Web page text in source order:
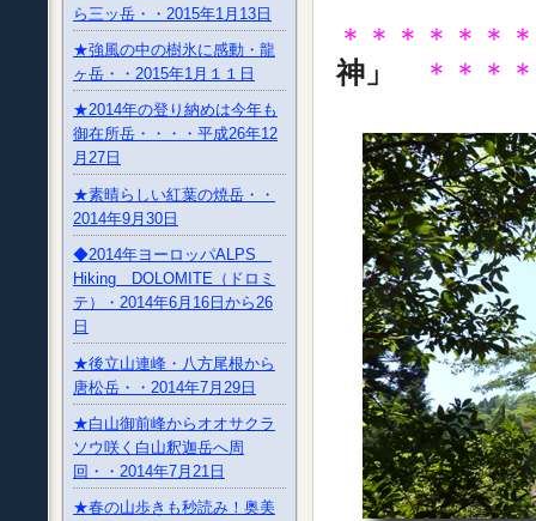
ら三ッ岳・・2015年1月13日
★強風の中の樹氷に感動・龍
ヶ岳・・2015年1月１１日
★2014年の登り納めは今年も
御在所岳・・・・平成26年12
月27日
★素晴らしい紅葉の焼岳・・
2014年9月30日
◆2014年ヨーロッパALPS
Hiking DOLOMITE（ドロミ
テ）・2014年6月16日から26
日
★後立山連峰・八方尾根から
唐松岳・・2014年7月29日
★白山御前峰からオオサクラ
ソウ咲く白山釈迦岳へ周
回・・2014年7月21日
★春の山歩きも秒読み！奥美
＊＊＊＊＊＊
神」
＊＊＊